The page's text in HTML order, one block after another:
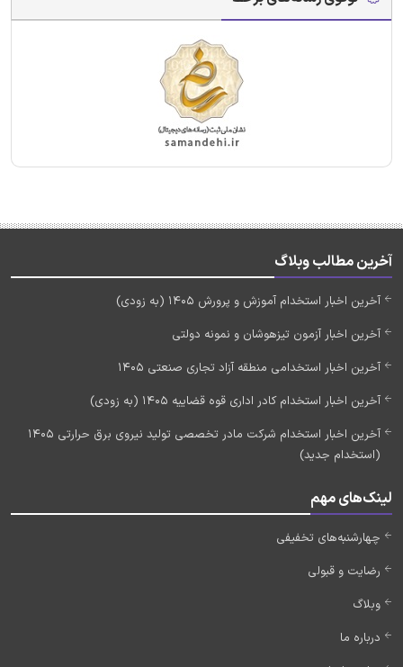
آخرین مطالب وبلاگ
آخرین اخبار استخدام آموزش و پرورش 1405 (به زودی)
آخرین اخبار آزمون تیزهوشان و نمونه دولتی
آخرین اخبار استخدامی منطقه آزاد تجاری صنعتی 1405
آخرین اخبار استخدام کادر اداری قوه قضاییه 1405 (به زودی)
آخرین اخبار استخدام شرکت مادر تخصصی تولید نیروی برق حرارتی 1405
(استخدام جدید)
لینک‌های مهم
چهارشنبه‌های تخفیفی
رضایت و قبولی
وبلاگ
درباره ما